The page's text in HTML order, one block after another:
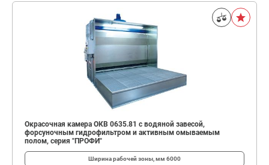
Окрасочная камера ОКВ 0635.81 с водяной завесой,
форсуночным гидрофильтром и активным омываемым
полом, серия "ПРОФИ"
Ширина рабочей зоны, мм 6000